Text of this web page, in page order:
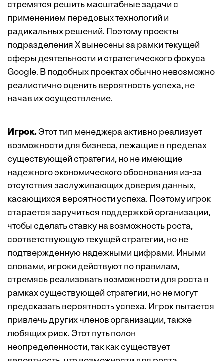
стремятся решить масштабные задачи с
применением передовых технологий и
радикальных решений. Поэтому проекты
подразделения Х вынесены за рамки текущей
сферы деятельности и стратегического фокуса
Google. В подобных проектах обычно невозможно
реалистично оценить вероятность успеха, не
начав их осуществление.
Игрок.Этот тип менеджера активно реализует
возможности для бизнеса, лежащие в пределах
существующей стратегии, но не имеющие
надежного экономического обоснования из-за
отсутствия заслуживающих доверия данных,
касающихся вероятности успеха. Поэтому игрок
старается заручиться поддержкой организации,
чтобы сделать ставку на возможность роста,
соответствующую текущей стратегии, но не
подтвержденную надежными цифрами. Иными
словами, игроки действуют по правилам,
стремясь реализовать возможности для роста в
рамках существующей стратегии, но не могут
предсказать вероятность успеха. Игрок пытается
привлечь других членов организации, также
любящих риск. Этот путь полон
неопределенности, так как существует